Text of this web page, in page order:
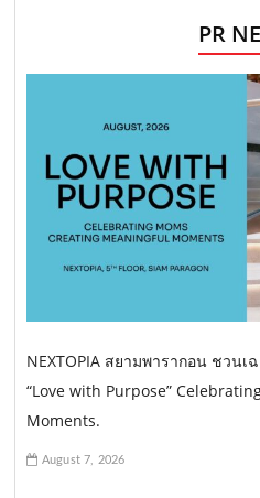
PR
NEXTOPIA สยามพารากอน ชวน
“Love with Purpose”
Moments.
August 7, 2026